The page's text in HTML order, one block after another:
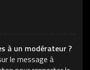
à un modérateur ?
le message à